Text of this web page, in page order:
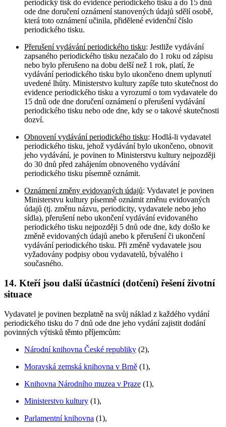
periodický tisk do evidence periodického tisku a do 15 dnů
ode dne doručení oznámení stanovených údajů sdělí osobě,
která toto oznámení učinila, přidělené evidenční číslo
periodického tisku.
Přerušení vydávání periodického tisku: Jestliže vydávání
zapsaného periodického tisku nezačalo do 1 roku od zápisu
nebo bylo přerušeno na dobu delší než 1 rok, platí, že
vydávání periodického tisku bylo ukončeno dnem uplynutí
uvedené lhůty. Ministerstvo kultury zapíše tuto skutečnost do
evidence periodického tisku a vyrozumí o tom vydavatele do
15 dnů ode dne doručení oznámení o přerušení vydávání
periodického tisku nebo ode dne, kdy se o takové skutečnosti
dozví.
Obnovení vydávání periodického tisku: Hodlá-li vydavatel
periodického tisku, jehož vydávání bylo ukončeno, obnovit
jeho vydávání, je povinen to Ministerstvu kultury nejpozději
do 30 dnů před zahájením obnoveného vydávání
periodického tisku písemně oznámit.
Oznámení změny evidovaných údajů: Vydavatel je povinen
Ministerstvu kultury písemně oznámit změnu evidovaných
údajů (tj. změnu názvu, periodicity, vydavatele nebo jeho
sídla), přerušení nebo ukončení vydávání evidovaného
periodického tisku nejpozději 5 dnů ode dne, kdy došlo ke
změně evidovaných údajů anebo k přerušení či ukončení
vydávání periodického tisku. Při změně vydavatele jsou
vyžadovány podpisy obou vydavatelů, bývalého i
současného.
14. Kteří jsou další účastníci (dotčení) řešení životní
situace
Vydavatel je povinen bezplatně na svůj náklad z každého vydání
periodického tisku do 7 dnů ode dne jeho vydání zajistit dodání
povinných výtisků těmto příjemcům:
Národní knihovna České republiky (2),
Moravská zemská knihovna v Brně (1),
Knihovna Národního muzea v Praze (1),
Ministerstvo kultury (1),
Parlamentní knihovna (1),